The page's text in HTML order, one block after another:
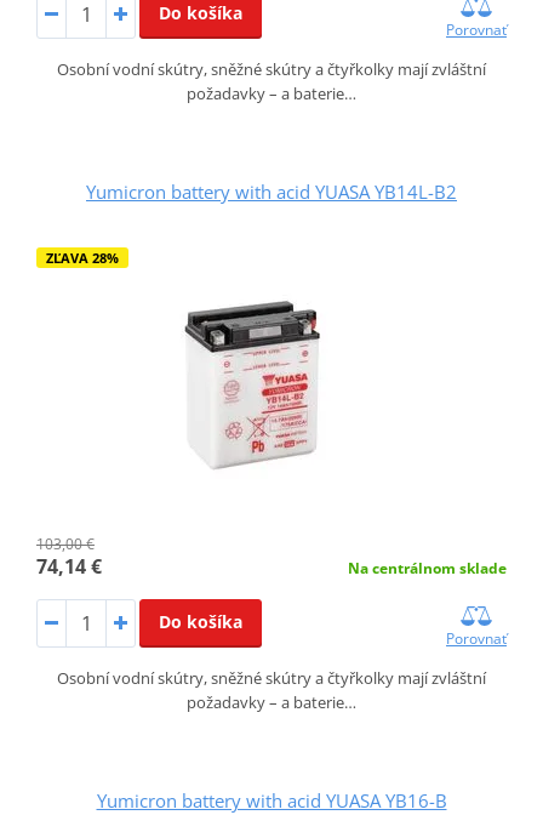
Do košíka
Porovnať
Osobní vodní skútry, sněžné skútry a čtyřkolky mají zvláštní
požadavky – a baterie…
Yumicron battery with acid YUASA YB14L-B2
ZĽAVA 28%
103,00 €
74,14 € Na centrálnom sklade
Do košíka
Porovnať
Osobní vodní skútry, sněžné skútry a čtyřkolky mají zvláštní
požadavky – a baterie…
Yumicron battery with acid YUASA YB16-B